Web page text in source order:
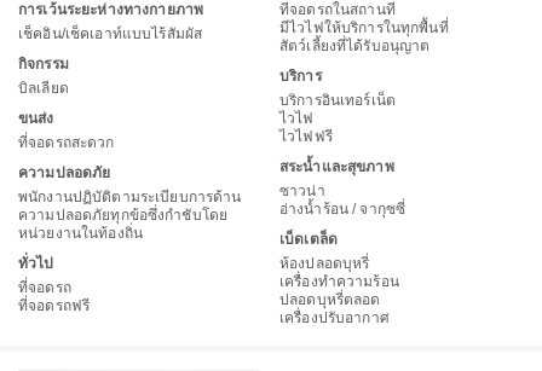
การเว้นระยะห่างทางกายภาพ
เช็คอิน/เช็คเอาท์แบบไร้สัมผัส
กิจกรรม
บิลเลียด
ขนส่ง
ที่จอดรถสะดวก
ความปลอดภัย
พนักงานปฏิบัติตามระเบียบการด้าน
ความปลอดภัยทุกข้อซึ่งกำชับโดย
หน่วยงานในท้องถิ่น
ทั่วไป
ที่จอดรถ
ที่จอดรถฟรี
ที่จอดรถในสถานที่
มีไวไฟให้บริการในทุกพื้นที่
สัตว์เลี้ยงที่ได้รับอนุญาต
บริการ
บริการอินเทอร์เน็ต
ไวไฟ
ไวไฟฟรี
สระน้ำและสุขภาพ
ซาวน่า
อ่างน้ำร้อน / จากุซซี่
เบ็ดเตล็ด
ห้องปลอดบุหรี่
เครื่องทำความร้อน
ปลอดบุหรี่ตลอด
เครื่องปรับอากาศ